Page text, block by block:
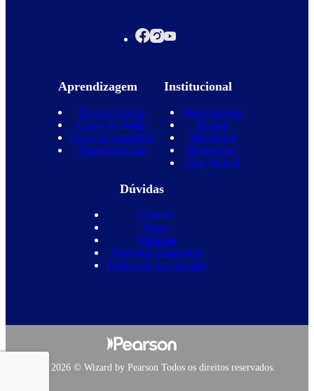
Aprendizagem
Nossos Cursos
Curso de Inglês
Curso de Espanhol
Nossas Escolas
Institucional
Quem Somos
Equipe
Novidades
Promoções
Blog Wizard
Dúvidas
Contato
Vagas
Parcerias
Perguntas frequentes
Política de privacidade
Copyright 2026 © Wizard by Pearson Todos os direitos reservados.